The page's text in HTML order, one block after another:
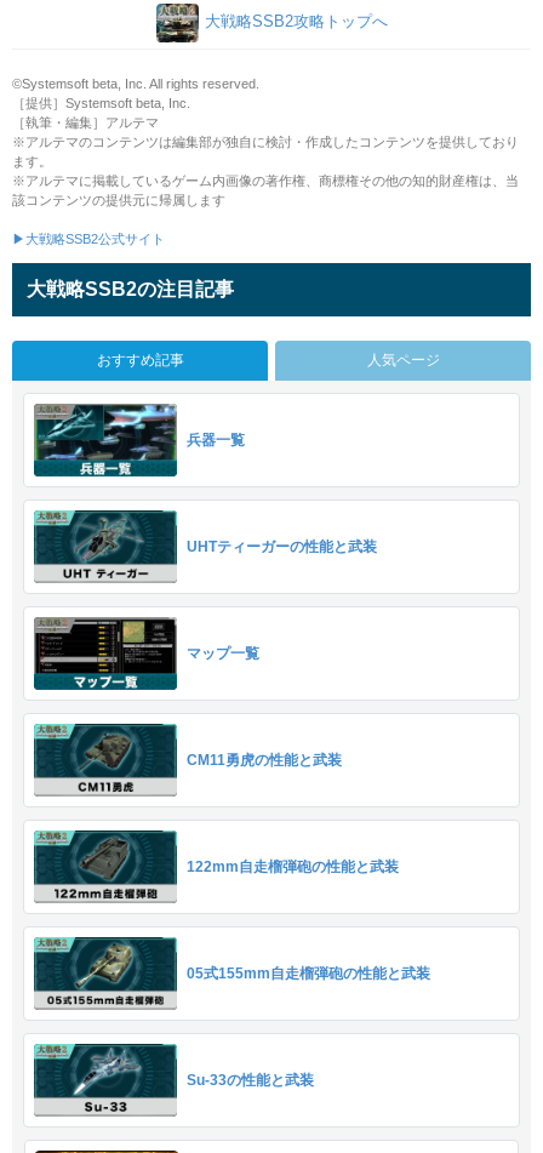
大戦略SSB2攻略トップへ
©Systemsoft beta, Inc. All rights reserved.
［提供］Systemsoft beta, Inc.
［執筆・編集］アルテマ
※アルテマのコンテンツは編集部が独自に検討・作成したコンテンツを提供しており
ます。
※アルテマに掲載しているゲーム内画像の著作権、商標権その他の知的財産権は、当
該コンテンツの提供元に帰属します
▶大戦略SSB2公式サイト
大戦略SSB2の注目記事
おすすめ記事 人気ページ
兵器一覧
UHTティーガーの性能と武装
マップ一覧
CM11勇虎の性能と武装
122mm自走榴弾砲の性能と武装
05式155mm自走榴弾砲の性能と武装
Su-33の性能と武装